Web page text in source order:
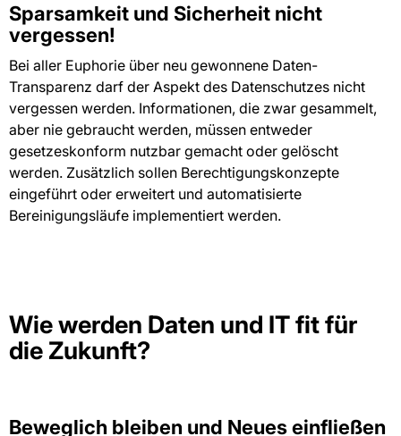
Sparsamkeit und Sicherheit nicht
vergessen!
Bei aller Euphorie über neu gewonnene Daten-
Transparenz darf der Aspekt des Datenschutzes nicht
vergessen werden. Informationen, die zwar gesammelt,
aber nie gebraucht werden, müssen entweder
gesetzeskonform nutzbar gemacht oder gelöscht
werden. Zusätzlich sollen Berechtigungskonzepte
eingeführt oder erweitert und automatisierte
Bereinigungsläufe implementiert werden.
Wie werden Daten und IT fit für
die Zukunft?
Beweglich bleiben und Neues einfließen